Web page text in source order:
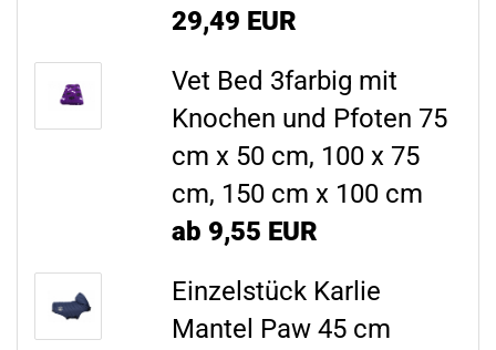
29,49 EUR
Vet Bed 3farbig mit
Knochen und Pfoten 75
cm x 50 cm, 100 x 75
cm, 150 cm x 100 cm
ab 9,55 EUR
Einzelstück Karlie
Mantel Paw 45 cm